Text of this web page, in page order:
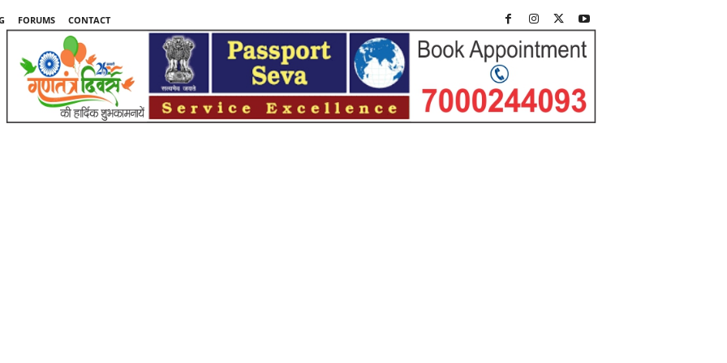
FORUMS
CONTACT